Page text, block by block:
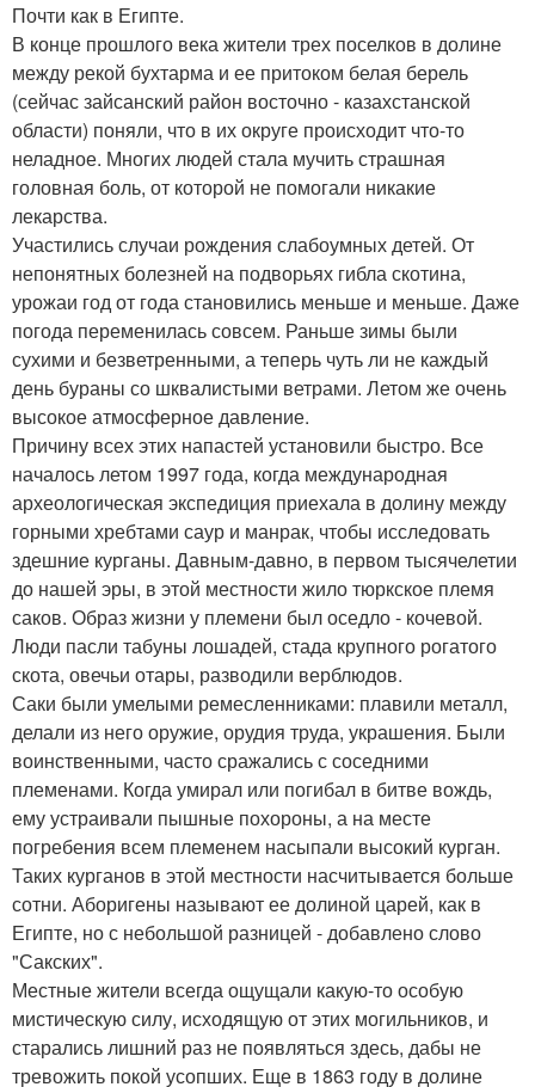
Почти как в Египте.
В конце прошлого века жители трех поселков в долине
между рекой бухтарма и ее притоком белая берель
(сейчас зайсанский район восточно - казахстанской
области) поняли, что в их округе происходит что-то
неладное. Многих людей стала мучить страшная
головная боль, от которой не помогали никакие
лекарства.
Участились случаи рождения слабоумных детей. От
непонятных болезней на подворьях гибла скотина,
урожаи год от года становились меньше и меньше. Даже
погода переменилась совсем. Раньше зимы были
сухими и безветренными, а теперь чуть ли не каждый
день бураны со шквалистыми ветрами. Летом же очень
высокое атмосферное давление.
Причину всех этих напастей установили быстро. Все
началось летом 1997 года, когда международная
археологическая экспедиция приехала в долину между
горными хребтами саур и манрак, чтобы исследовать
здешние курганы. Давным-давно, в первом тысячелетии
до нашей эры, в этой местности жило тюркское племя
саков. Образ жизни у племени был оседло - кочевой.
Люди пасли табуны лошадей, стада крупного рогатого
скота, овечьи отары, разводили верблюдов.
Саки были умелыми ремесленниками: плавили металл,
делали из него оружие, орудия труда, украшения. Были
воинственными, часто сражались с соседними
племенами. Когда умирал или погибал в битве вождь,
ему устраивали пышные похороны, а на месте
погребения всем племенем насыпали высокий курган.
Таких курганов в этой местности насчитывается больше
сотни. Аборигены называют ее долиной царей, как в
Египте, но с небольшой разницей - добавлено слово
"Сакских".
Местные жители всегда ощущали какую-то особую
мистическую силу, исходящую от этих могильников, и
старались лишний раз не появляться здесь, дабы не
тревожить покой усопших. Еще в 1863 году в долине